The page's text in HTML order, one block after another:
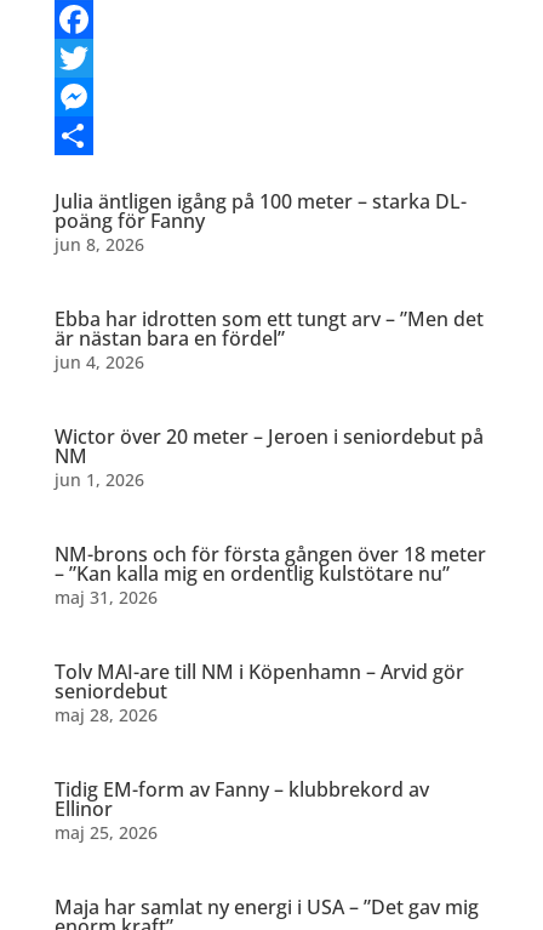
Email
Facebook
Twitter
Messenger
Julia äntligen igång på 100 meter – starka DL-
poäng för Fanny
jun 8, 2026
Ebba har idrotten som ett tungt arv – ”Men det
är nästan bara en fördel”
jun 4, 2026
Wictor över 20 meter – Jeroen i seniordebut på
NM
jun 1, 2026
NM-brons och för första gången över 18 meter
– ”Kan kalla mig en ordentlig kulstötare nu”
maj 31, 2026
Tolv MAI-are till NM i Köpenhamn – Arvid gör
seniordebut
maj 28, 2026
Tidig EM-form av Fanny – klubbrekord av
Ellinor
maj 25, 2026
Maja har samlat ny energi i USA – ”Det gav mig